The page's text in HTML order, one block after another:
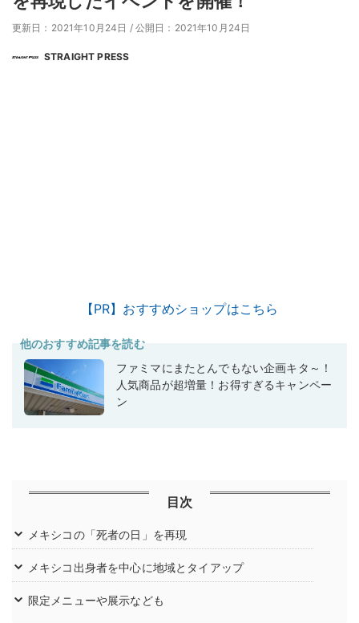
更新日：2021年10月24日 / 公開日：2021年10月24日
STRAIGHT PRESS
【PR】おすすめショップはこちら
他のおすすめ記事を読む
ファミマにまたとんでもない企画キタ～！
人気商品が超増量！お得すぎるキャンペー
ン
目次
メキシコの「死者の日」を再現
メキシコ出身者を中心に地域とタイアップ
限定メニューや展示なども